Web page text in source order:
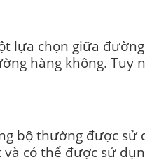
lựa chọn giữa
hàng không. Tuy
bộ thường được sử
có thể được sử